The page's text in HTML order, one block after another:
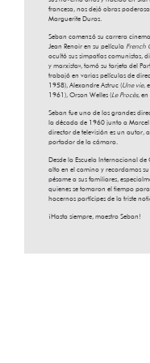
francesa, nos dejó obras
Marguerite Duras.
Seban comenzó su carrera
Jean Renoir en su película French
ocultó sus simpatías comunistas,
y marxista», tomó su tarjeta del
trabajó en varias películas de
1958), Alexandre Astruc (Une vie,
1961), Orson Welles (Le Procès, en
Seban fue uno de los grandes
la década de 1960 junto a
director de televisión es un autor,
portador de la cámara.
Desde la Escuela Internacional de
alto en el camino y recordamos
pésame a sus familiares,
quienes se tomaron el tiempo
hacernos partícipes de la triste
¡Hasta siempre, maestro Seban!